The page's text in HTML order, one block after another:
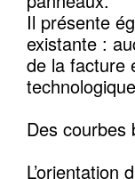
Il présente
existante :
de la facture
Des courbes
L’orientation